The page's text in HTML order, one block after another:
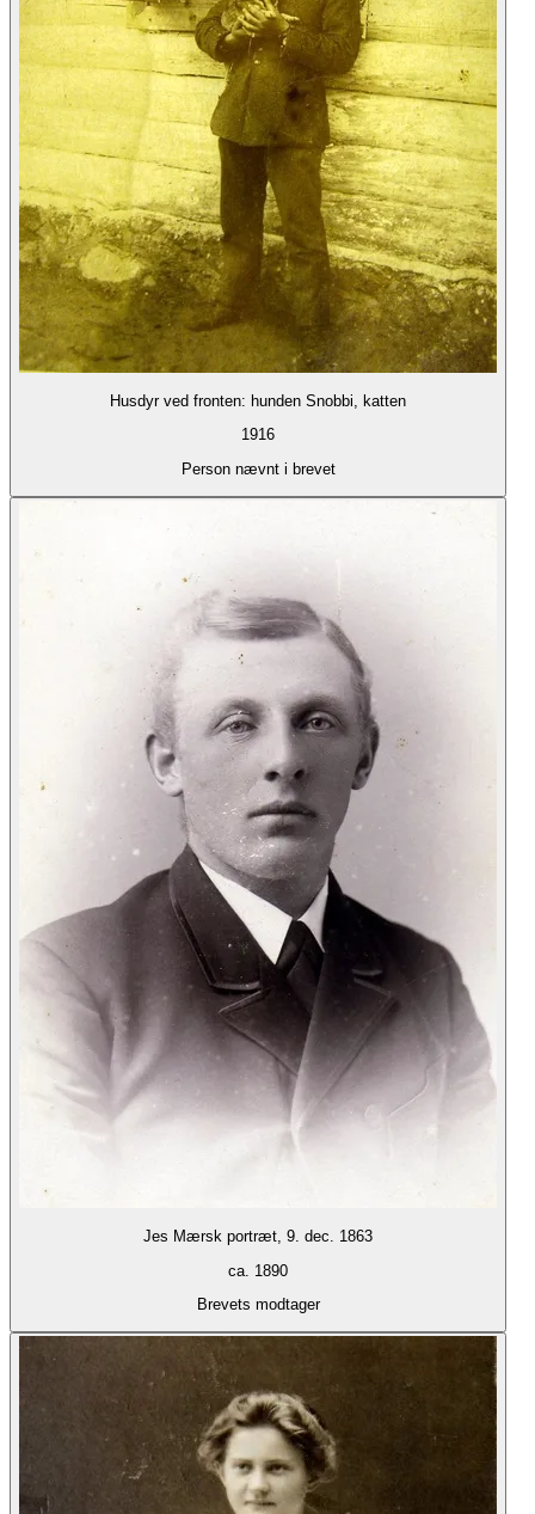
Husdyr ved fronten: hunden Snobbi, katten
1916
Person nævnt i brevet
Jes Mærsk portræt, 9. dec. 1863
ca. 1890
Brevets modtager